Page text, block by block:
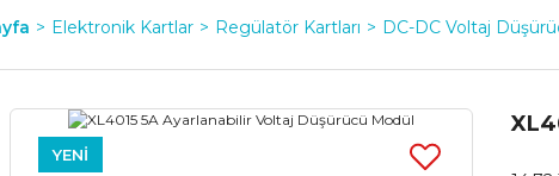
Elektronik Kartlar Regülatör Kartları DC-DC Voltaj
YENİ